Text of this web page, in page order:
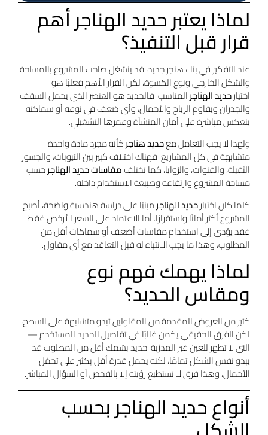
لماذا يعتبر حديد الهناجر أهم
قرار قبل التنفيذ؟
عند التفكير في بناء هنجر جديد، قد ينشغل صاحب المشروع بالمساحة
والشكل الخارجي ونوع الكسوة، لكن القرار الأهم فعليًا هو
اختيارحديد الهناجرالمناسب. فالحديد هو العنصر الذي يحمل السقف
والجدران ويقاوم الرياح والأحمال، وأي ضعف في نوعه أو سماكته
ينعكس مباشرة على أمان المنشأة وعمرها التشغيلي.
ولهذا لا يجب التعامل معحديد هناجركأنه مجرد مادة واحدة
متشابهة في كل المشاريع. فهناك اختلاف كبير بين التيوبات، والجسور
الثقيلة، والقنوات، والزوايا، كما تختلفمقاسات حديد الهناجرحسب
مساحة المشروع وارتفاعه وطبيعة الاستخدام داخله.
كلما كان اختيارحديد الهناجرمبنيًا على دراسة هندسية واضحة، أصبح
المشروع أكثر أمانًا واستقرارًا. أما الاعتماد على السعر الأرخص فقط
فقد يؤدي إلى استخدام مقاسات أضعف أو سماكات أقل من
المطلوب، وهذا ما يجب الانتباه له قبل التعاقد مع أي مقاول.
لماذا يهمك فهم نوع
ومقاس الحديد؟
كثير من العروض المقدمة من المقاولين تبدو متشابهة على السطح،
لكن الفرق الحقيقي يكمن غالبًا في تفاصيل الحديد المستخدم —
التي لا تظهر للعين غير المدرّبة. حديد بسُمك أقل من المطلوب قد
يبدو نفس الشكل تمامًا، لكنه يحمل قدرة أقل بكثير على تحمّل
الأحمال، وهذا فرق لا تستطيع رؤيته إلا بالفحص أو السؤال المباشر.
أنواع حديد الهناجر بحسب